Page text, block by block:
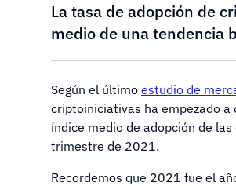
La tasa de adopción de
medio de una tendencia
Según el último estudio de
criptoiniciativas ha empezado a
índice medio de adopción de
trimestre de 2021.
Recordemos que 2021 fue el